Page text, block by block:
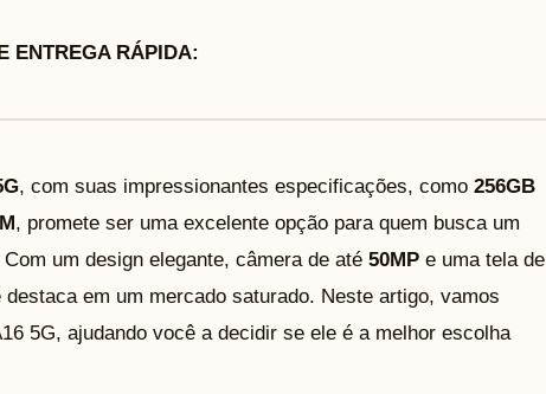
ENTREGA RÁPIDA:
, com suas impressionantes especificações, como 256GB
, promete ser uma excelente opção para quem busca um
um design elegante, câmera de até 50MP e uma tela de
em um mercado saturado. Neste artigo, vamos
5G, ajudando você a decidir se ele é a melhor escolha